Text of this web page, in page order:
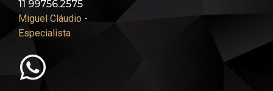
11 99756.2575
Miguel Cláudio -
Especialista